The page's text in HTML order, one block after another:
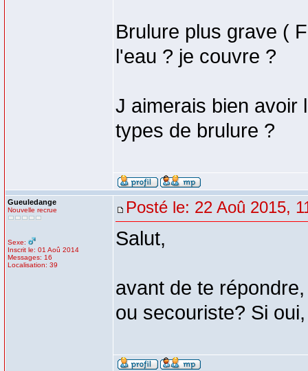
Brulure plus grave (
l'eau ? je couvre ?
J aimerais bien avoir
types de brulure ?
Gueuledange
Nouvelle recrue
Sexe:
Inscrit le: 01 Aoû 2014
Messages: 16
Localisation: 39
Posté le: 22 Aoû 2015,
Salut,
avant de te
ou secouriste? Si